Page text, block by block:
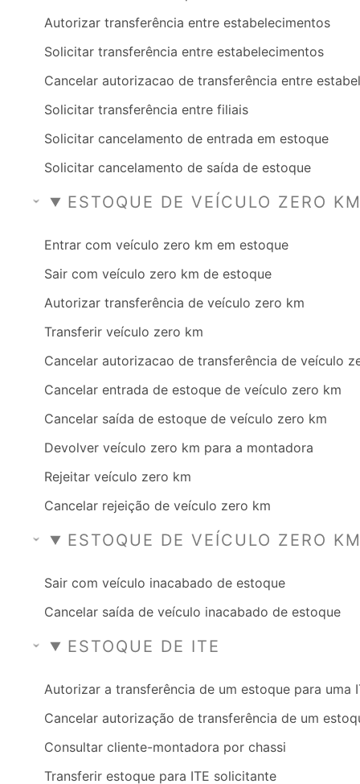
Autorizar transferência entre estabelecimentos
Solicitar transferência entre estabelecimentos
Cancelar autorizacao de transferência entre
Solicitar transferência entre filiais
Solicitar cancelamento de entrada em estoque
Solicitar cancelamento de saída de estoque
ESTOQUE DE VEÍCULO ZERO
Entrar com veículo zero km em estoque
Sair com veículo zero km de estoque
Autorizar transferência de veículo zero km
Transferir veículo zero km
Cancelar autorizacao de transferência de veículo
Cancelar entrada de estoque de veículo zero km
Cancelar saída de estoque de veículo zero km
Devolver veículo zero km para a montadora
Rejeitar veículo zero km
Cancelar rejeição de veículo zero km
ESTOQUE DE VEÍCULO ZERO
Sair com veículo inacabado de estoque
Cancelar saída de veículo inacabado de estoque
ESTOQUE DE ITE
Autorizar a transferência de um estoque para uma
Cancelar autorização de transferência de um
Consultar cliente-montadora por chassi
Transferir estoque para ITE solicitante